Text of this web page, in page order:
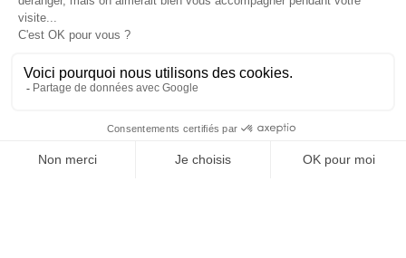
Informations
